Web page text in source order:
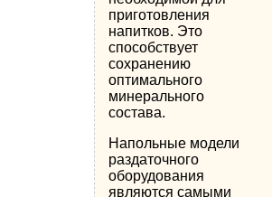
приготовления
напитков. Это
способствует
сохранению
оптимального
минерального
состава.
Напольные модели
раздаточного
оборудования
являются самыми